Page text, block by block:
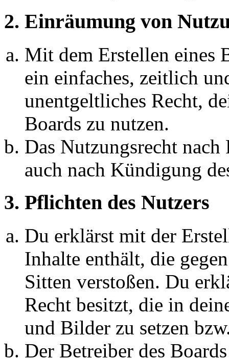
2. Einräumung von
Mit dem Erstellen eines
ein einfaches, zeitlich
unentgeltliches Recht,
Boards zu nutzen.
Das Nutzungsrecht
auch nach Kündigung
3. Pflichten des Nutzers
Du erklärst mit der
Inhalte enthält, die
Sitten verstoßen. Du
Recht besitzt, die in
und Bilder zu setzen
Der Betreiber des